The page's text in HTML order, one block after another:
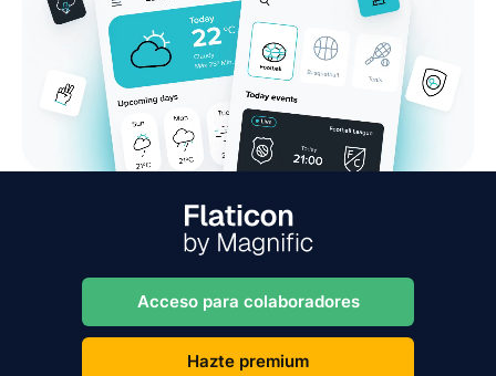
Acceso para colaboradores
Hazte premium